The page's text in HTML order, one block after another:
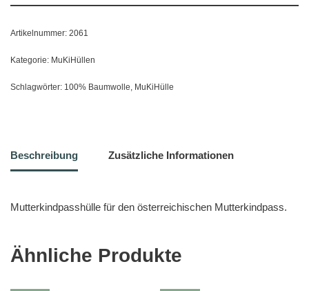
Artikelnummer: 2061
Kategorie: MuKiHüllen
Schlagwörter: 100% Baumwolle, MuKiHülle
Beschreibung Zusätzliche Informationen
Mutterkindpasshülle für den österreichischen Mutterkindpass.
Ähnliche Produkte